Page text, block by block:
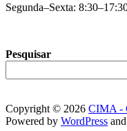
Segunda–Sexta:
Pesquisar
Copyright © 2026 CIMA -
Powered by WordPress and